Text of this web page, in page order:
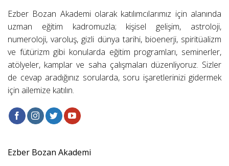
Ezber Bozan Akademi olarak katılımcılarımız için alanında
uzman eğitim kadromuzla; kişisel gelişim, astroloji,
numeroloji, varoluş, gizli dünya tarihi, bioenerji, spiritüalizm
ve fütürizm gibi konularda eğitim programları, seminerler,
atölyeler, kamplar ve saha çalışmaları düzenliyoruz. Sizler
de cevap aradığınız sorularda, soru işaretlerinizi gidermek
için ailemize katılın.
Ezber Bozan Akademi